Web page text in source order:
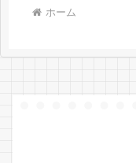
ホーム